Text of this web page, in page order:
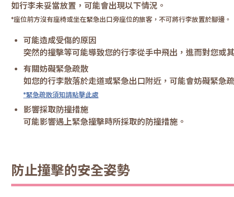
如行李未妥當放置，可能會出現以下情況。
*座位前方沒有座椅或坐在緊急出口旁座位的旅客，不可將行李放置於腳邊。
可能造成受傷的原因
突然的撞擊等可能導致您的行李從手中飛出，進而對您或
有關妨礙緊急疏散
如您的行李散落於走道或緊急出口附近，可能會妨礙緊急疏
*緊急疏散須知請點擊此處
影響採取防撞措施
可能影響遇上緊急撞擊時所採取的防撞措施。
防止撞擊的安全姿勢